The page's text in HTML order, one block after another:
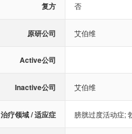
复方 否
原研公司 艾伯维
Active公司
Inactive公司 艾伯维
治疗领域 / 适应症 膀胱过度活动症;